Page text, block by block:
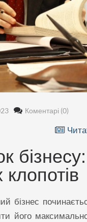
Коментарі (0)
бізнес
його